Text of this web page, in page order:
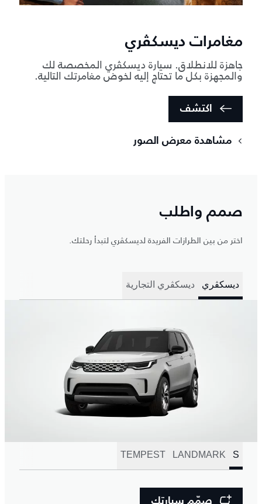
مغامرات ديسكڤري
جاهزة للانطلاق. سيارة ديسكڤري المخصصة لك
والمجهزة بكل ما تحتاج إليه لخوض مغامرتك التالية.
اكتشف
مشاهدة معرض الصور
صمم واطلب
اختر من بين الطرازات الفريدة لديسكڤري لتبدأ رحلتك.
ديسكڤري ديسكڤري التجارية
S
LANDMARK
TEMPEST
صمّم سيارتك